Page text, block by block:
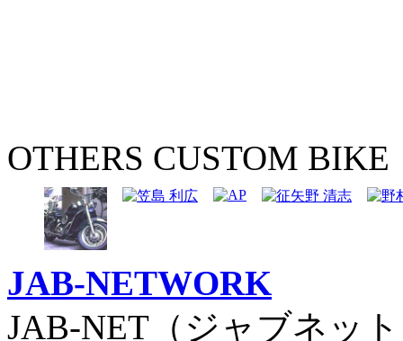
OTHERS CUSTOM BIKE
JAB-NETWORK
JAB-NET（ジャブネッ